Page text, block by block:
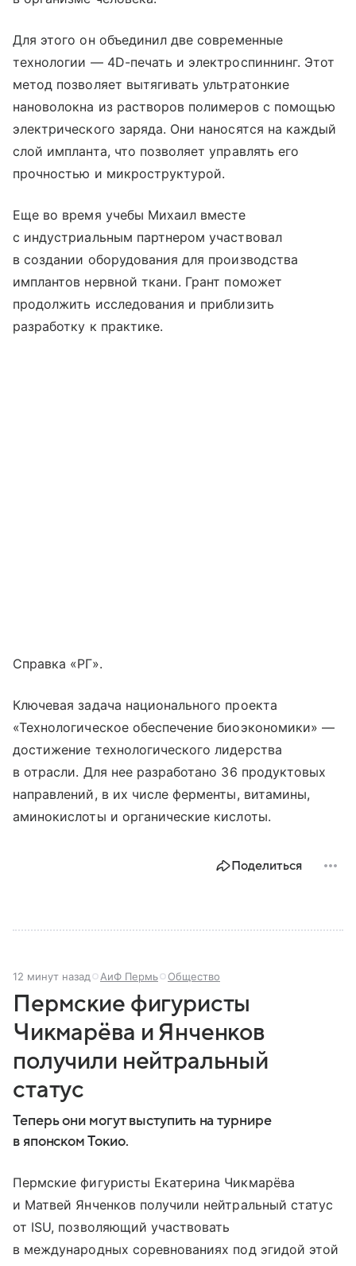
Для этого он объединил две современные
технологии — 4D-печать и электроспиннинг. Этот
метод позволяет вытягивать ультратонкие
нановолокна из растворов полимеров с помощью
электрического заряда. Они наносятся на каждый
слой импланта, что позволяет управлять его
прочностью и микроструктурой.
Еще во время учебы Михаил вместе
с индустриальным партнером участвовал
в создании оборудования для производства
имплантов нервной ткани. Грант поможет
продолжить исследования и приблизить
разработку к практике.
Справка «РГ».
Ключевая задача национального проекта
«Технологическое обеспечение биоэкономики» —
достижение технологического лидерства
в отрасли. Для нее разработано 36 продуктовых
направлений, в их числе ферменты, витамины,
аминокислоты и органические кислоты.
Поделиться
12 минут назад АиФ Пермь Общество
Пермские фигуристы
Чикмарёва и Янченков
получили нейтральный
статус
Теперь они могут выступить на турнире
в японском Токио.
Пермские фигуристы Екатерина Чикмарёва
и Матвей Янченков получили нейтральный статус
от ISU, позволяющий участвовать
в международных соревнованиях под эгидой этой